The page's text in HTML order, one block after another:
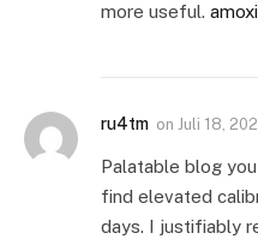
more useful.
ru4tm on Juli 18,
Palatable blog
find elevated
days. I justifiably